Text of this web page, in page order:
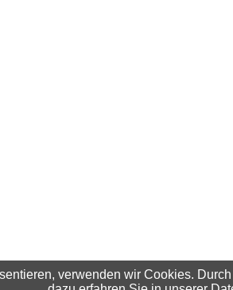
verwenden wir Cookies.